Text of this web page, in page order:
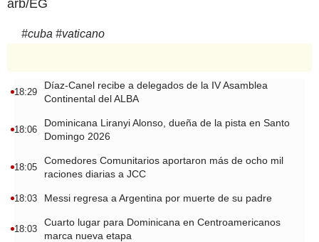
arb/EG
#cuba #vaticano
18:29
Díaz-Canel recibe a delegados de la IV Asamblea
Continental del ALBA
18:06
Dominicana Liranyi Alonso, dueña de la pista en Santo
Domingo 2026
18:05
Comedores Comunitarios aportaron más de ocho mil
raciones diarias a JCC
18:03 Messi regresa a Argentina por muerte de su padre
18:03
Cuarto lugar para Dominicana en Centroamericanos
marca nueva etapa